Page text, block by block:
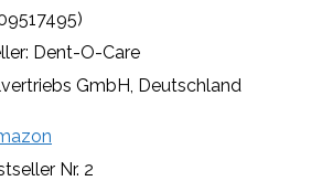
Dent-O-Care
GmbH, Deutschland
Nr. 2